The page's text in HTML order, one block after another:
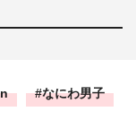
ありがとうござ
なにわ男子